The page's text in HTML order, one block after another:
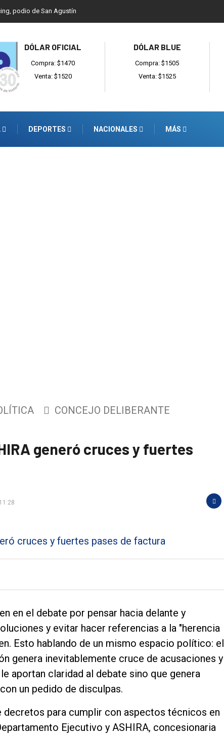
podio de San Agustín
DÓLAR OFICIAL
Compra: $1470
Venta: $1520
DÓLAR BLUE
Compra: $1505
Venta: $1525
DEPORTES NACIONALES MÁS
CONCEJO DELIBERANTE
generó cruces y fuertes
en el debate por pensar hacia delante y
y evitar hacer referencias a la "herencia
Esto hablando de un mismo espacio político: el
genera inevitablemente cruce de acusaciones y
aportan claridad al debate sino que genera
un pedido de disculpas.
decretos para cumplir con aspectos técnicos en
Ejecutivo y ASHIRA, concesionaria